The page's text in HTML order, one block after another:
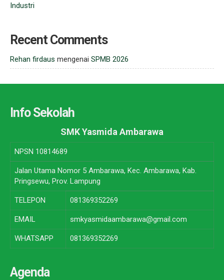
Industri
Recent Comments
Rehan firdaus mengenai SPMB 2026
Info Sekolah
SMK Yasmida Ambarawa
NPSN 10814689
Jalan Utama Nomor 5 Ambarawa, Kec. Ambarawa, Kab.
Pringsewu, Prov. Lampung
TELEPON 081369352269
EMAIL smkyasmidaambarawa@gmail.com
WHATSAPP 081369352269
Agenda